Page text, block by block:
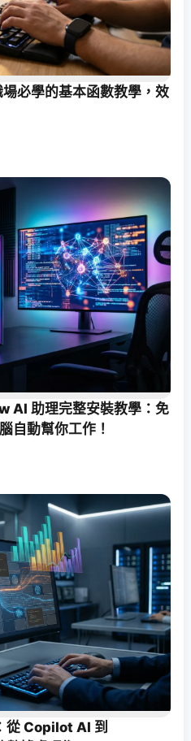
必學的基本函數教學，效
AI 助理完整安裝教學：免
自動幫你工作！
從 Copilot AI 到